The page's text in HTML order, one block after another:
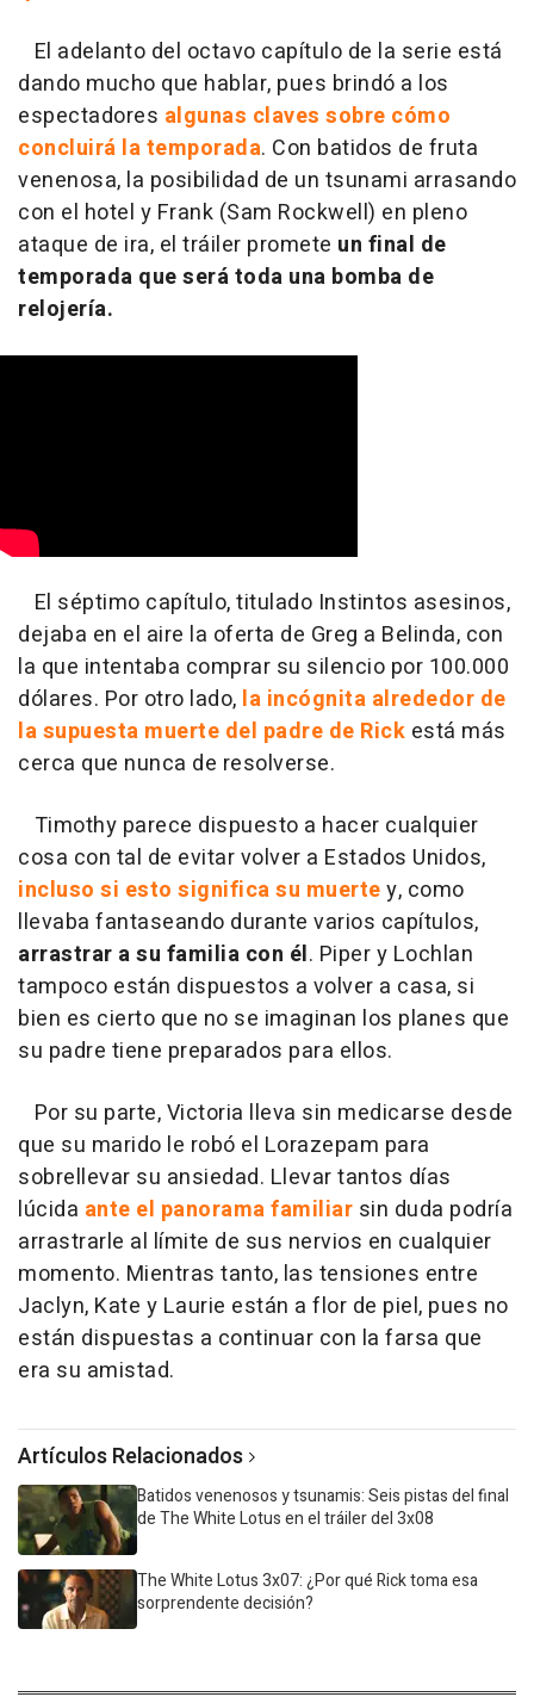
El adelanto del octavo capítulo de la serie está
dando mucho que hablar, pues brindó a los
espectadores algunas claves sobre cómo
concluirá la temporada. Con batidos de fruta
venenosa, la posibilidad de un tsunami arrasando
con el hotel y Frank (Sam Rockwell) en pleno
ataque de ira, el tráiler promete un final de
temporada que será toda una bomba de
relojería.
El séptimo capítulo, titulado Instintos asesinos,
dejaba en el aire la oferta de Greg a Belinda, con
la que intentaba comprar su silencio por 100.000
dólares. Por otro lado, la incógnita alrededor de
la supuesta muerte del padre de Rick está más
cerca que nunca de resolverse.
Timothy parece dispuesto a hacer cualquier
cosa con tal de evitar volver a Estados Unidos,
incluso si esto significa su muertey, como
llevaba fantaseando durante varios capítulos,
arrastrar a su familia con él. Piper y Lochlan
tampoco están dispuestos a volver a casa, si
bien es cierto que no se imaginan los planes que
su padre tiene preparados para ellos.
Por su parte, Victoria lleva sin medicarse desde
que su marido le robó el Lorazepam para
sobrellevar su ansiedad. Llevar tantos días
lúcida ante el panorama familiar sin duda podría
arrastrarle al límite de sus nervios en cualquier
momento. Mientras tanto, las tensiones entre
Jaclyn, Kate y Laurie están a flor de piel, pues no
están dispuestas a continuar con la farsa que
era su amistad.
Artículos Relacionados
Batidos venenosos y tsunamis: Seis pistas del final
de The White Lotus en el tráiler del 3x08
The White Lotus 3x07: ¿Por qué Rick toma esa
sorprendente decisión?